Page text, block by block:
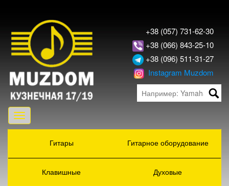
+38 (057) 731-62-30
+38 (066) 843-25-10
+38 (096) 511-31-27
Instagram Muzdom
Toggle
navigation
Гитары
Гитарное оборудование
Клавишные Духовые